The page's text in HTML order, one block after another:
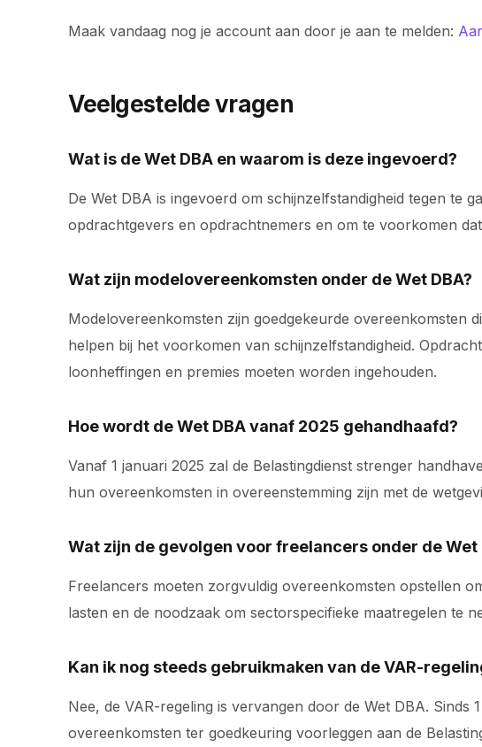
Maak vandaag nog je account aan door je aan te melden:
Veelgestelde vragen
Wat is de Wet DBA en waarom is deze ingevoerd?
De Wet DBA is ingevoerd om schijnzelfstandigheid tegen te
opdrachtgevers en opdrachtnemers en om te voorkomen
Wat zijn modelovereenkomsten onder de Wet DBA?
Modelovereenkomsten zijn goedgekeurde overeenkomsten
helpen bij het voorkomen van schijnzelfstandigheid.
loonheffingen en premies moeten worden ingehouden.
Hoe wordt de Wet DBA vanaf 2025 gehandhaafd?
Vanaf 1 januari 2025 zal de Belastingdienst strenger
hun overeenkomsten in overeenstemming zijn met de
Wat zijn de gevolgen voor freelancers onder de Wet
Freelancers moeten zorgvuldig overeenkomsten opstellen
lasten en de noodzaak om sectorspecifieke maatregelen te
Kan ik nog steeds gebruikmaken van de VAR-
Nee, de VAR-regeling is vervangen door de Wet DBA.
overeenkomsten ter goedkeuring voorleggen aan de